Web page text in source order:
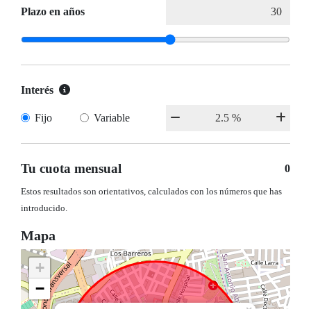
Plazo en años
Interés
Fijo Variable
Tu cuota mensual 0
Estos resultados son orientativos, calculados con los números que has
introducido.
Mapa
+
−